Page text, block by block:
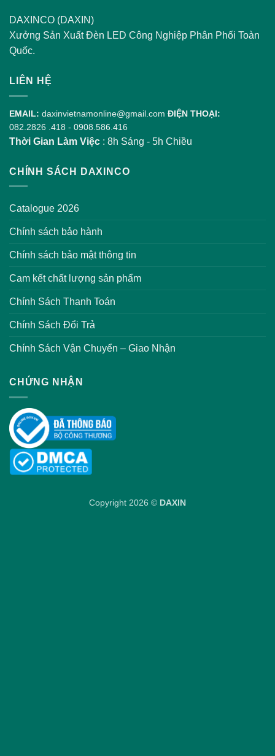
DAXINCO (DAXIN)
Xưởng Sản Xuất Đèn LED Công Nghiệp Phân Phối Toàn
Quốc.
LIÊN HỆ
EMAIL: daxinvietnamonline@gmail.com ĐIỆN THOẠI:
082.2826 .418 - 0908.586.416
Thời Gian Làm Việc : 8h Sáng - 5h Chiều
CHÍNH SÁCH DAXINCO
Catalogue 2026
Chính sách bảo hành
Chính sách bảo mật thông tin
Cam kết chất lượng sản phẩm
Chính Sách Thanh Toán
Chính Sách Đổi Trả
Chính Sách Vận Chuyển – Giao Nhận
CHỨNG NHẬN
Copyright 2026 © DAXIN